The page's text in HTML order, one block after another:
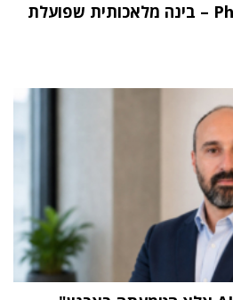
"העתיד הוא Physical AI – בינה מלאכותית שפועלת